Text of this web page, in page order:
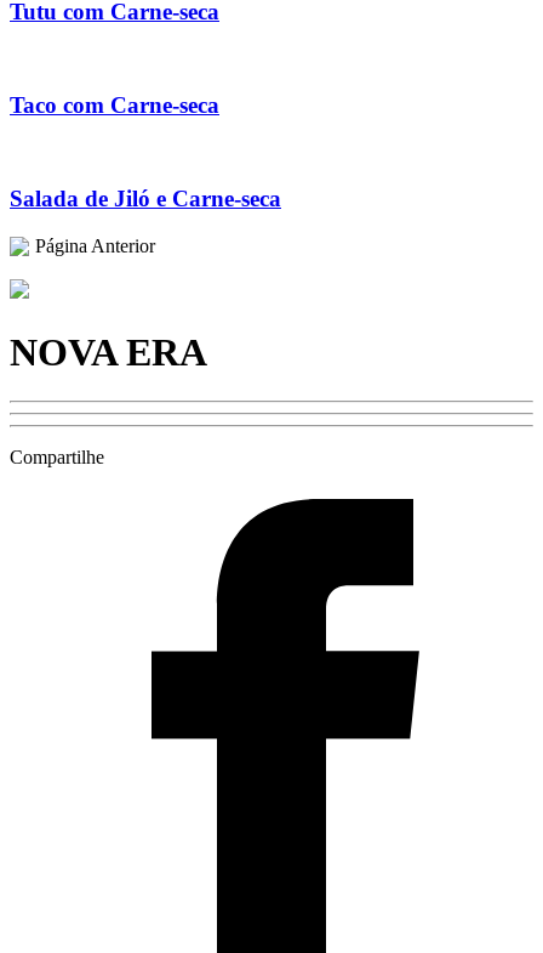
Tutu com Carne-seca
Taco com Carne-seca
Salada de Jiló e Carne-seca
Página Anterior
NOVA ERA
Compartilhe